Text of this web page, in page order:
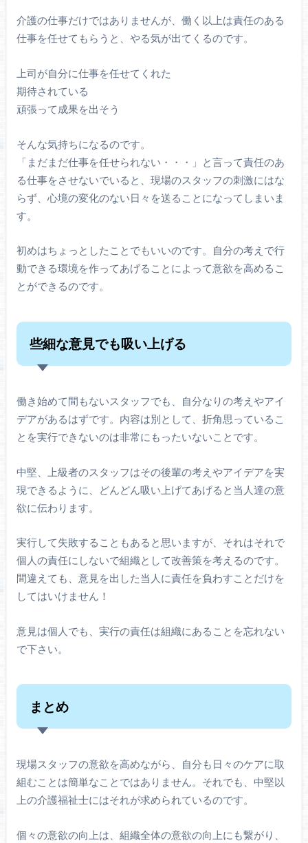
介護の仕事だけではありませんが、働く以上は責任のある
仕事を任せてもらうと、やる気が出てくるのです。
上司が自分に仕事を任せてくれた
期待されている
頑張って成果を出そう
そんな気持ちになるのです。
「まだまだ仕事を任せられない・・・」と言って責任のあ
る仕事をさせないでいると、現場のスタッフの刺激にはな
らず、心境の変化のない日々を送ることになってしまいま
す。
初めはちょっとしたことでもいいのです。自分の考えで行
動できる環境を作ってあげることによって意欲を高めるこ
とができるのです。
些細な意見でも吸い上げる
働き始めて間もないスタッフでも、自分なりの考えやアイ
デアがあるはずです。内容は別として、折角思っているこ
とを実行できないのは非常にもったいないことです。
中堅、上級者のスタッフはその後輩の考えやアイデアを実
現できるように、どんどん吸い上げてあげると当人達の意
欲に伝わります。
実行して失敗することもあると思いますが、それはそれで
個人の責任にしないで組織として改善策を考えるのです。
間違えても、意見を出した当人に責任を負わすことだけを
してはいけません！
意見は個人でも、実行の責任は組織にあることを忘れない
で下さい。
まとめ
現場スタッフの意欲を高めながら、自分も日々のケアに取
組むことは簡単なことではありません。それでも、中堅以
上の介護福祉士にはそれが求められているのです。
個々の意欲の向上は、組織全体の意欲の向上にも繋がり、